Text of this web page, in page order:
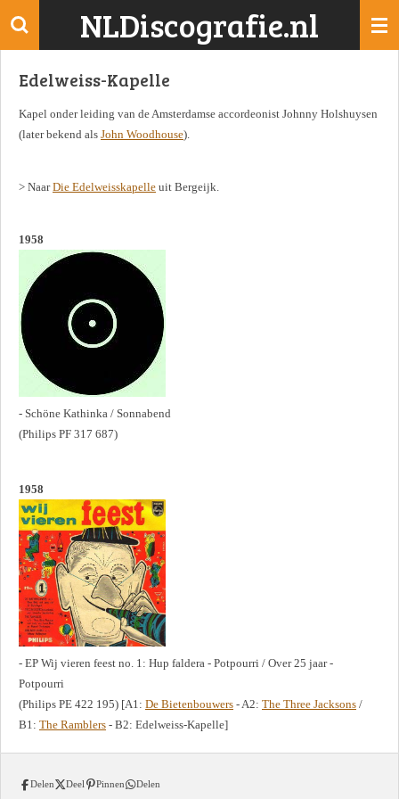
Ga
de
NLDiscografie.nl
Edelweiss-Kapelle
Kapel onder leiding van de Amsterdamse accordeonist Johnny Holshuysen
(later bekend als John Woodhouse).
> NaarDie Edelweisskapelle uit Bergeijk.
1958
- Schöne Kathinka / Sonnabend
(Philips PF 317 687)
1958
- EP Wij vieren feest no. 1: Hup faldera - Potpourri / Over 25 jaar -
Potpourri
(Philips PE 422 195) [A1: De Bietenbouwers - A2: The Three Jacksons /
B1: The Ramblers - B2: Edelweiss-Kapelle]
Delen Deel Pinnen Delen